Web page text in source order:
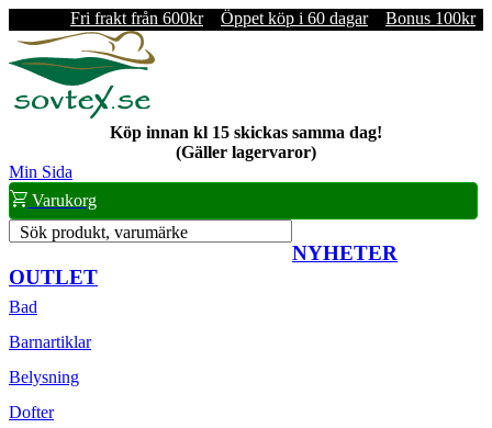
Fri frakt från 600kr Öppet köp i 60 dagar Bonus 100kr
Köp innan kl 15 skickas samma dag!
(Gäller lagervaror)
Min Sida
Varukorg
Sök produkt, varumärke
NYHETER
OUTLET
Bad
Barnartiklar
Belysning
Dofter